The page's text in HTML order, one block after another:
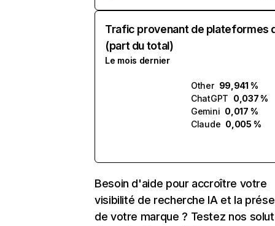
Trafic provenant de plateformes
(part du total)
Le mois dernier
Other 99,941 %
ChatGPT 0,037 %
Gemini 0,017 %
Claude 0,005 %
Besoin d'aide pour accroître votre
visibilité de recherche IA et la
de votre marque ? Testez nos